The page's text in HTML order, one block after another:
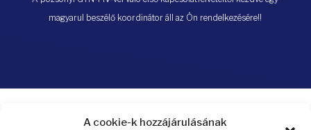
A cookie-k hozzájárulásának
magyarul beszélő koordinátor áll az Ön rendelkezésére!!